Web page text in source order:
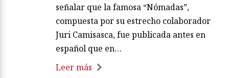
señalar que la famosa “Nómadas”,
compuesta por su estrecho colaborador
Juri Camisasca, fue publicada antes en
español que en…
Leer más